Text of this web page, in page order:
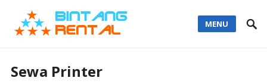
MENU
Sewa Printer